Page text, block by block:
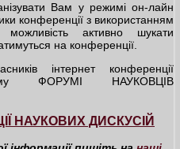
Вам у режимі он-лайн
конференції з використанням
активно шукати
на конференції.
інтернет конференції
ФОРУМІ НАУКОВЦІВ
НАУКОВИХ ДИСКУСІЙ